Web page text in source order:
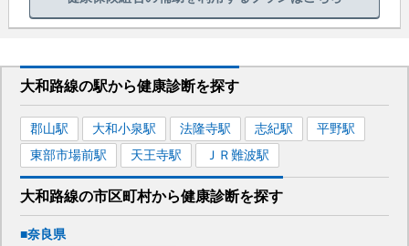
大和路線の駅から健康診断を探す
郡山駅 大和小泉駅 法隆寺駅 志紀駅 平野駅
東部市場前駅 天王寺駅 ＪＲ難波駅
大和路線の市区町村から健康診断を探す
■奈良県